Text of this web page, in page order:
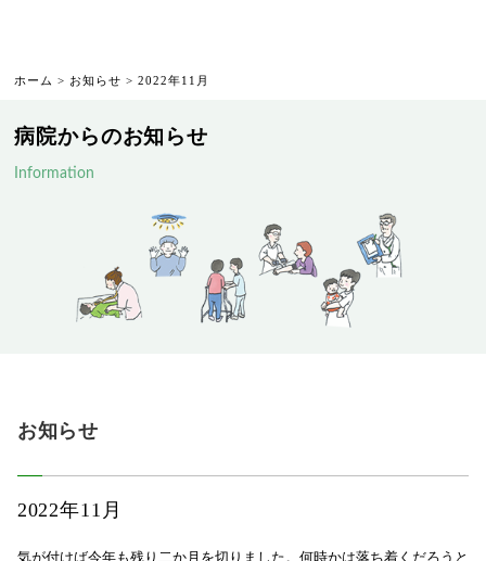
ホーム > お知らせ > 2022年11月
病院からのお知らせ
Information
お知らせ
2022年11月
気が付けば今年も残り二か月を切りました。何時かは落ち着くだろうと